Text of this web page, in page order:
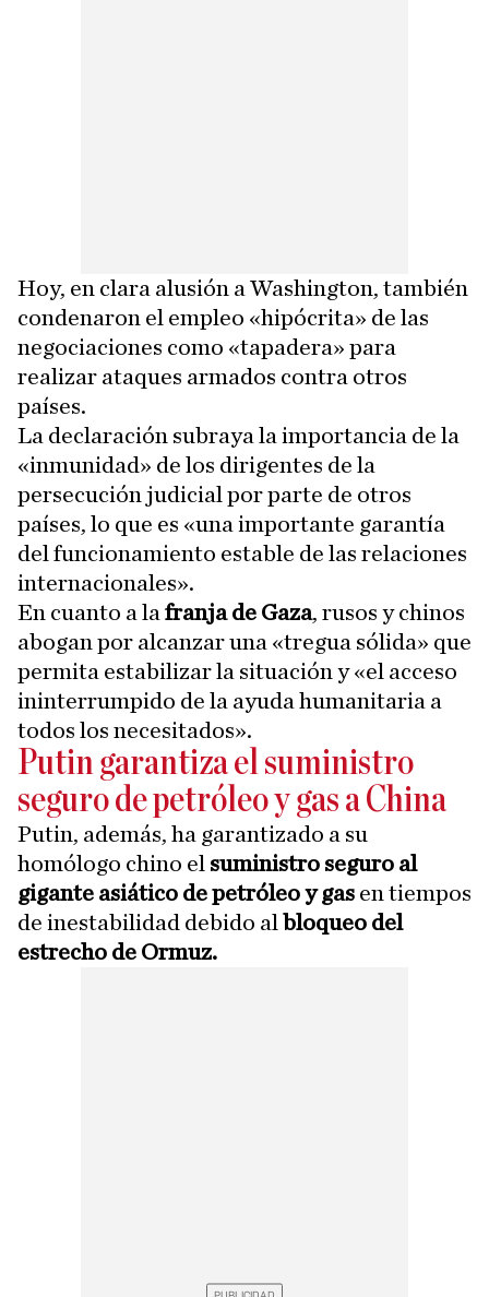
Hoy, en clara alusión a Washington, también
condenaron el empleo «hipócrita» de las
negociaciones como «tapadera» para
realizar ataques armados contra otros
países.
La declaración subraya la importancia de la
«inmunidad» de los dirigentes de la
persecución judicial por parte de otros
países, lo que es «una importante garantía
del funcionamiento estable de las relaciones
internacionales».
En cuanto a la franja de Gaza, rusos y chinos
abogan por alcanzar una «tregua sólida» que
permita estabilizar la situación y «el acceso
ininterrumpido de la ayuda humanitaria a
todos los necesitados».
Putin garantiza el suministro
seguro de petróleo y gas a China
Putin, además, ha garantizado a su
homólogo chino el suministro seguro al
gigante asiático de petróleo y gas en tiempos
de inestabilidad debido al bloqueo del
estrecho de Ormuz.